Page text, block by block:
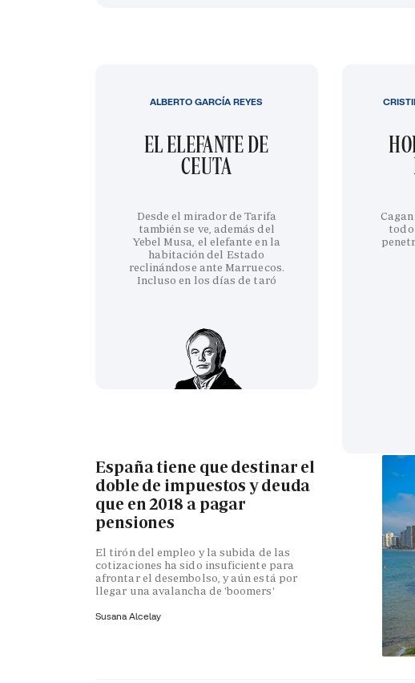
EL ELEFANTE DE
CEUTA
Desde el mirador de Tarifa
también se ve, además del
Yebel Musa, el elefante en la
habitación del Estado
reclinándose ante Marruecos.
Incluso en los días de taró
ALBERTO GARCÍA REYES
España tiene que destinar el
doble de impuestos y deuda
que en 2018 a pagar
pensiones
El tirón del empleo y la subida de las
cotizaciones ha sido insuficiente para
afrontar el desembolso, y aún está por
llegar una avalancha de 'boomers'
Susana Alcelay